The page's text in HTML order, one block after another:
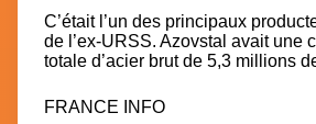
C’était l’un des principaux
de l’ex-URSS. Azovstal avait une
totale d’acier brut de 5,3 millions
FRANCE INFO